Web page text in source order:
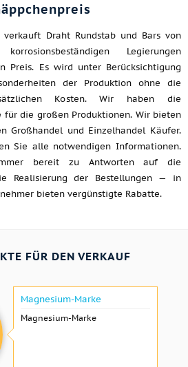
verkauft Draht Rundstab und Bars von
Legierungen
Preis. Es wird unter Berücksichtigung
der Produktion ohne die
Kosten. Wir haben die
für die großen Produktionen. Wir bieten
Großhandel und Einzelhandel Käufer.
Sie alle notwendigen Informationen.
bereit zu Antworten auf die
Realisierung der Bestellungen — in
bieten vergünstigte Rabatte.
FÜR DEN VERKAUF
Magnesium-Marke
Magnesium-Marke